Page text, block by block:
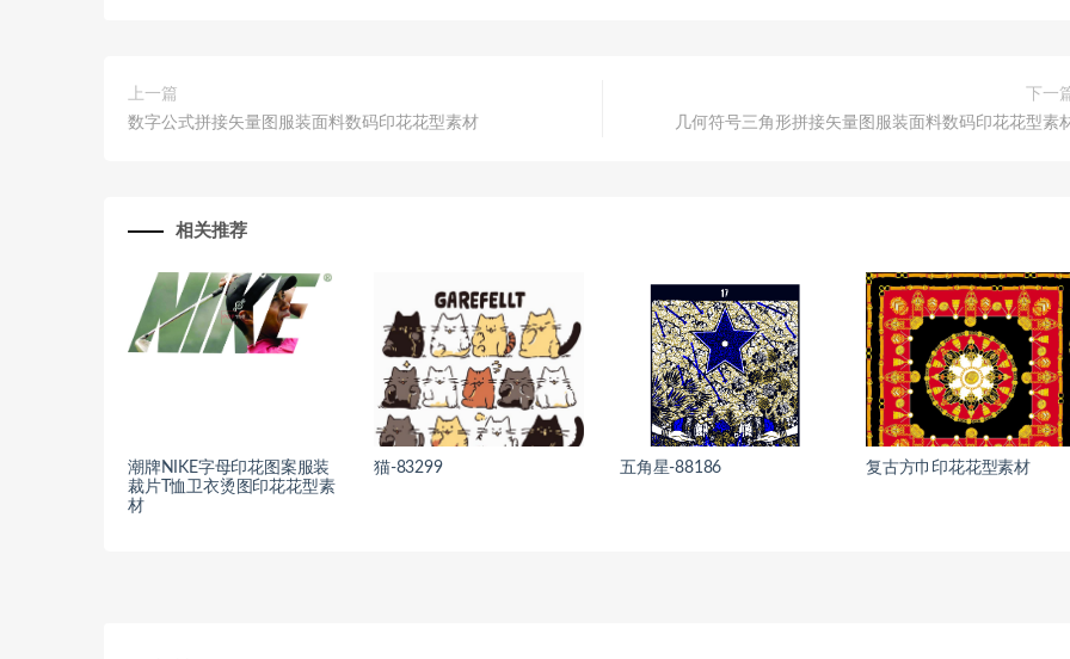
上一篇
数字公式拼接矢量图服装面料数码印花花型素材
下一
几何符号三角形拼接矢量图服装面料数码印花花型素
相关推荐
潮牌NIKE字母印花图案服装
裁片T恤卫衣烫图印花花型素
材
猫-83299 五角星-88186 复古方巾印花花型素材